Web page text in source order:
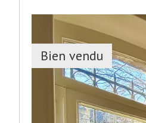
Bien vendu